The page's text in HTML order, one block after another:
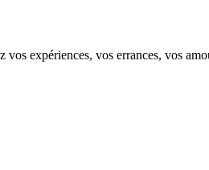
expériences, vos errances, vos